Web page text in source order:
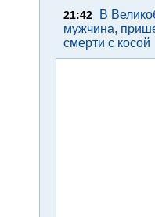
21:42
В
мужчина,
смерти с косой